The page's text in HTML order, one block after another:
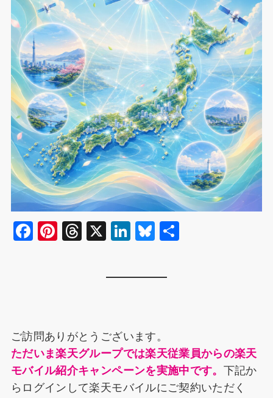
F
o
o
k
Pi
T
s
X
Li
n
Bl
y
ご訪問ありがとうございます。
ただいま楽天グループでは楽天従業員からの楽天
モバイル紹介キャンペーンを実施中です。 下記か
らログインして楽天モバイルにご契約いただく